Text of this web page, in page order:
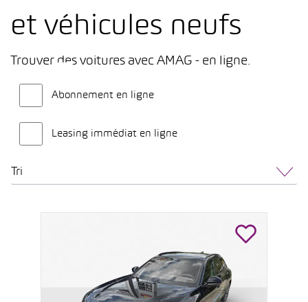
et véhicules neufs
Trouver des voitures avec AMAG - en ligne.
Abonnement en ligne
Leasing immédiat en ligne
Tri